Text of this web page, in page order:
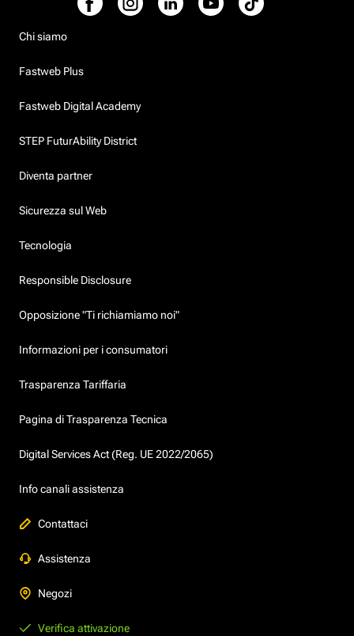
Chi siamo
Fastweb Plus
Fastweb Digital Academy
STEP FuturAbility District
Diventa partner
Sicurezza sul Web
Tecnologia
Responsible Disclosure
Opposizione "Ti richiamiamo noi"
Informazioni per i consumatori
Trasparenza Tariffaria
Pagina di Trasparenza Tecnica
Digital Services Act (Reg. UE 2022/2065)
Info canali assistenza
Contattaci
Assistenza
Negozi
Verifica attivazione